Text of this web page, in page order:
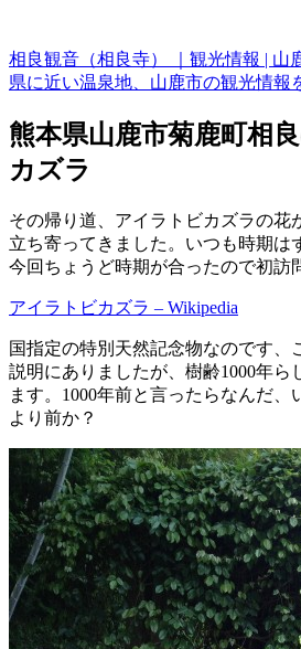
相良観音（相良寺） ｜観光情報 | 山
県に近い温泉地、山鹿市の観光情報
熊本県山鹿市菊鹿町相
カズラ
その帰り道、アイラトビカズラの花
立ち寄ってきました。いつも時期は
今回ちょうど時期が合ったので初訪
アイラトビカズラ – Wikipedia
国指定の特別天然記念物なのです、
説明にありましたが、樹齢1000年ら
ます。1000年前と言ったらなんだ
より前か？